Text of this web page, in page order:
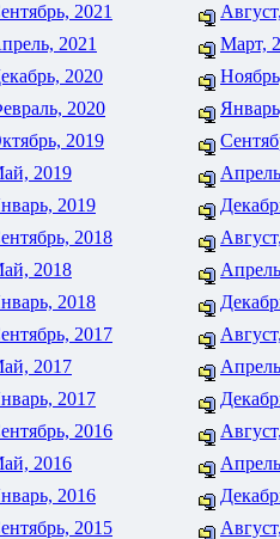
2021
2021
Март,
2020
2020
2019
2019
2019
2018
2018
2018
2017
2017
2017
2016
2016
2016
2015